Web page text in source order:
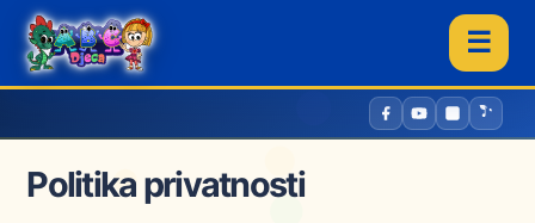
☰
Politika privatnosti